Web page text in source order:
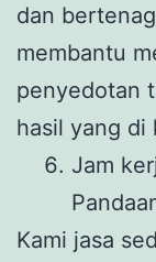
dan
membantu
penyedotan
hasil yang di
Jam
Kami jasa